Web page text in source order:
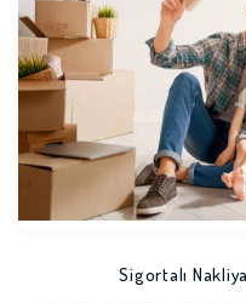
Sigortalı